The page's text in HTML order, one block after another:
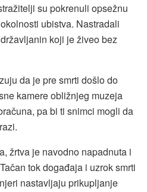
su pokrenuli opsežnu
ubistva. Nastradali
koji je živeo bez
da je pre smrti došlo do
kamere obližnjeg muzeja
pa bi ti snimci mogli da
žrtva je navodno napadnuta i
tok događaja i uzrok smrti
nastavljaju prikupljanje